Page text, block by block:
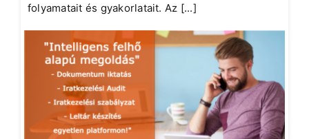
folyamatait és gyakorlatait. Az [...]